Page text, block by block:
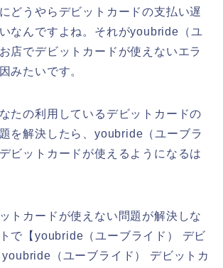
どうやらデビットカードの支払い遅
なんですよね。それがyoubride（ユ
店でデビットカードが使えないエラ
みたいです。
たの利用しているデビットカードの
を解決したら、youbride（ユーブラ
ビットカードが使えるようになるは
トカードが使えない問題が解決しな
で【youbride（ユーブライド） デビ
（ユーブライド） デビットカ